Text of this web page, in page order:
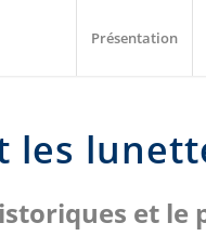
Présentation
les
et le